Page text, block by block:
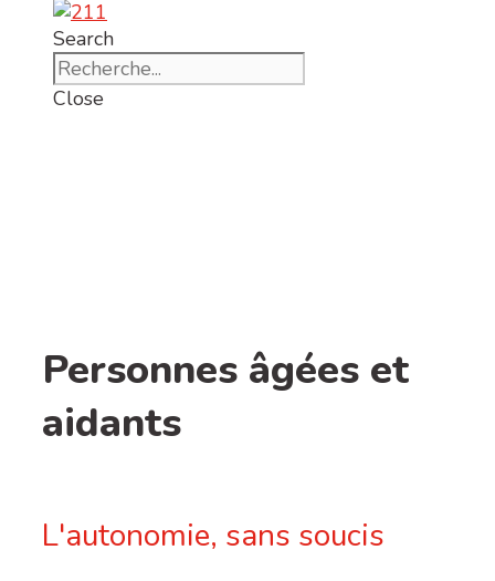
Search
Close
Personnes âgées et
aidants
L'autonomie, sans soucis